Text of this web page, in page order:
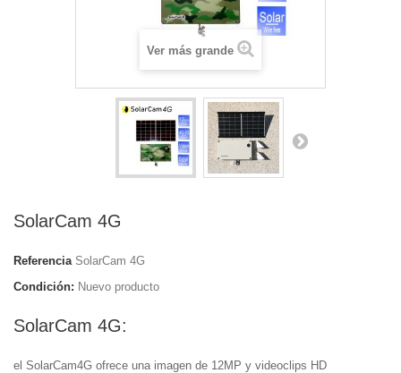
Ver más grande
SolarCam 4G
Referencia SolarCam 4G
Condición: Nuevo producto
SolarCam 4G:
el SolarCam4G ofrece una imagen de 12MP y videoclips HD